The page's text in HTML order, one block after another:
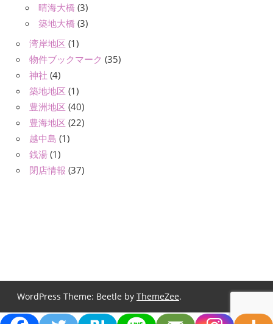
晴海大橋 (3)
築地大橋 (3)
湾岸地区 (1)
物件ブックマーク (35)
神社 (4)
築地地区 (1)
豊洲地区 (40)
豊海地区 (22)
越中島 (1)
銭湯 (1)
閉店情報 (37)
WordPress Theme: Beetle by ThemeZee.